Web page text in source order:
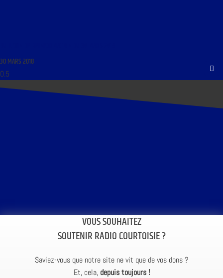
30 MARS 2018
VOUS SOUHAITEZ
SOUTENIR RADIO COURTOISIE ?
Saviez-vous que notre site ne vit que de vos dons ?
Et, cela, depuis toujours !